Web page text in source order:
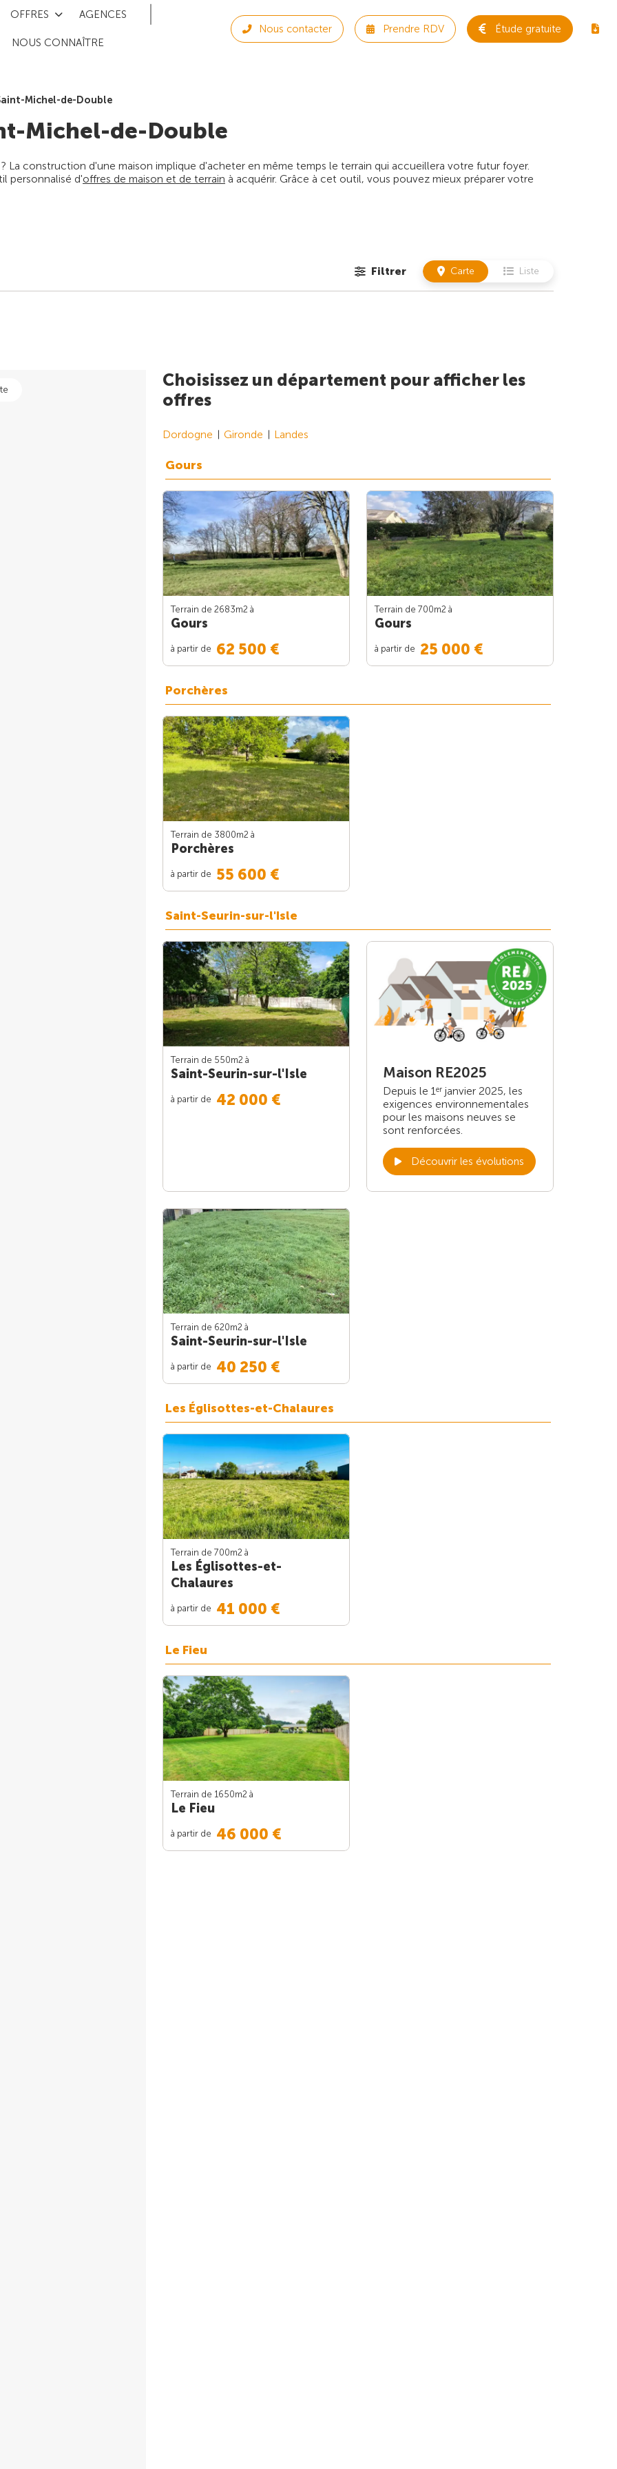
OFFRES AGENCES
NOUS CONNAÎTRE
Nous contacter Prendre RDV Étude gratuite
Michel-de-Double
Michel-de-Double
La construction d'une maison implique d'acheter en même temps le terrain qui accueillera votre futur foyer.
personnalisé d'offres de maison et de terrain à acquérir. Grâce à cet outil, vous pouvez mieux préparer votre
Filtrer Carte Liste
Choisissez un département pour afficher les
offres
Dordogne Gironde Landes
Gours
Terrain de 2683m2 à
Gours
à partir de 62 500 €
Terrain de 700m2 à
Gours
à partir de 25 000 €
Porchères
Terrain de 3800m2 à
Porchères
à partir de 55 600 €
Saint-Seurin-sur-l'Isle
Terrain de 550m2 à
Saint-Seurin-sur-l'Isle
à partir de 42 000 €
Maison RE2025
Depuis le 1 er janvier 2025, les
exigences environnementales
pour les maisons neuves se
sont renforcées.
Découvrir les évolutions
Terrain de 620m2 à
Saint-Seurin-sur-l'Isle
à partir de 40 250 €
Les Églisottes-et-Chalaures
Terrain de 700m2 à
Les Églisottes-et-
Chalaures
à partir de 41 000 €
Le Fieu
Terrain de 1650m2 à
Le Fieu
à partir de 46 000 €